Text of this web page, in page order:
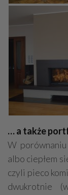
… a także
W
albo ciepłem
czyli pieco
dwukrotnie